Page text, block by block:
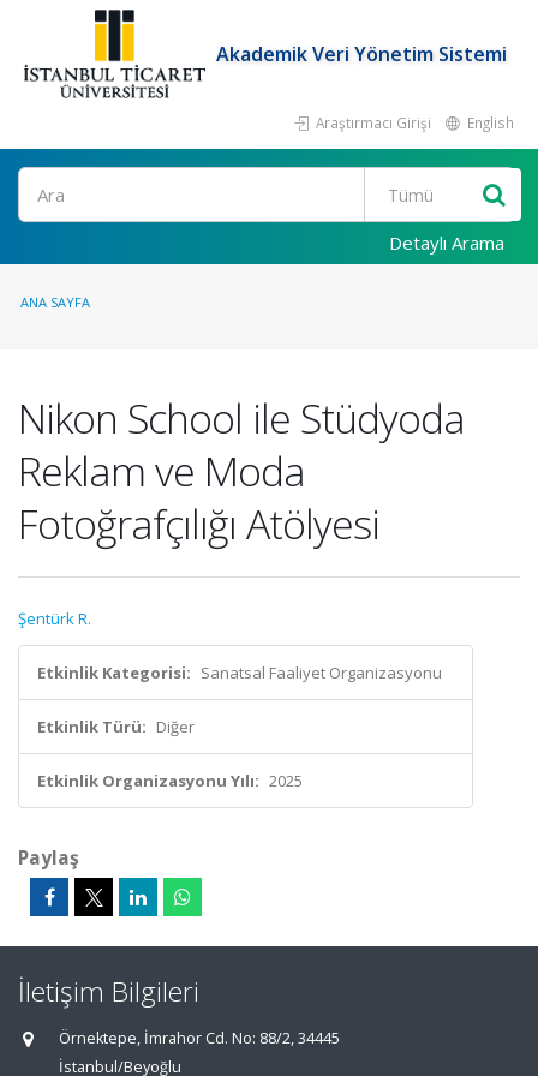
Akademik Veri Yönetim Sistemi
Araştırmacı Girişi English
Ara
Detaylı Arama
ANA SAYFA
Nikon School ile Stüdyoda
Reklam ve Moda
Fotoğrafçılığı Atölyesi
Şentürk R.
Etkinlik Kategorisi: Sanatsal Faaliyet Organizasyonu
Etkinlik Türü: Diğer
Etkinlik Organizasyonu Yılı: 2025
Paylaş
İletişim Bilgileri
Örnektepe, İmrahor Cd. No: 88/2, 34445
İstanbul/Beyoğlu